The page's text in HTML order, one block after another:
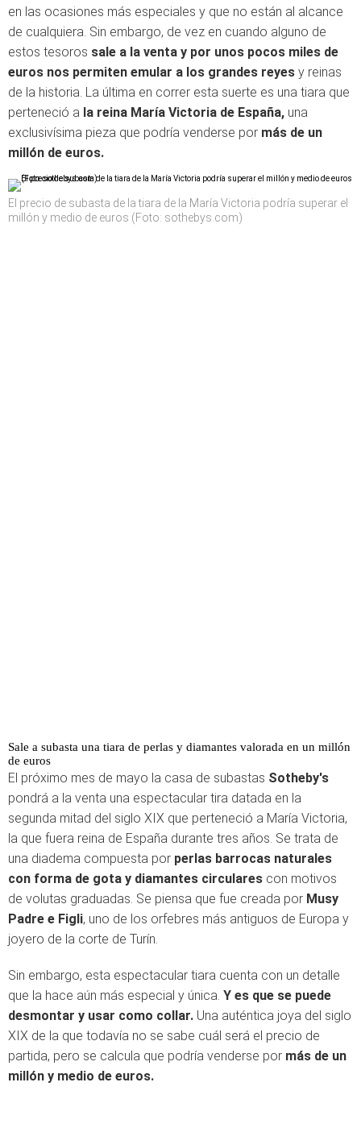
en las ocasiones más especiales y que no están al alcance
de cualquiera. Sin embargo, de vez en cuando alguno de
estos tesoros sale a la venta y por unos pocos miles de
euros nos permiten emular a los grandes reyes y reinas
de la historia. La última en correr esta suerte es una tiara que
perteneció a la reina María Victoria de España, una
exclusivísima pieza que podría venderse por más de un
millón de euros.
El precio de subasta de la tiara de la María Victoria podría superar el
millón y medio de euros (Foto: sothebys.com)
Sale a subasta una tiara de perlas y diamantes valorada en un millón
de euros
El próximo mes de mayo la casa de subastas Sotheby's
pondrá a la venta una espectacular tira datada en la
segunda mitad del siglo XIX que perteneció a María Victoria,
la que fuera reina de España durante tres años. Se trata de
una diadema compuesta por perlas barrocas naturales
con forma de gota y diamantes circulares con motivos
de volutas graduadas. Se piensa que fue creada por Musy
Padre e Figli, uno de los orfebres más antiguos de Europa y
joyero de la corte de Turín.
Sin embargo, esta espectacular tiara cuenta con un detalle
que la hace aún más especial y única. Y es que se puede
desmontar y usar como collar. Una auténtica joya del siglo
XIX de la que todavía no se sabe cuál será el precio de
partida, pero se calcula que podría venderse por más de un
millón y medio de euros.